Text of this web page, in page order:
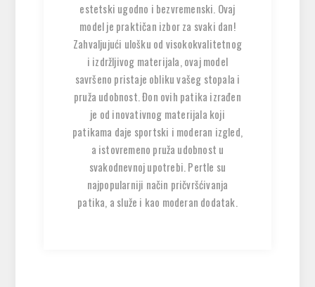
estetski ugodno i bezvremenski. Ovaj
model je praktičan izbor za svaki dan!
Zahvaljujući ulošku od visokokvalitetnog
i izdržljivog materijala, ovaj model
savršeno pristaje obliku vašeg stopala i
pruža udobnost. Đon ovih patika izrađen
je od inovativnog materijala koji
patikama daje sportski i moderan izgled,
a istovremeno pruža udobnost u
svakodnevnoj upotrebi. Pertle su
najpopularniji način pričvršćivanja
patika, a služe i kao moderan dodatak.